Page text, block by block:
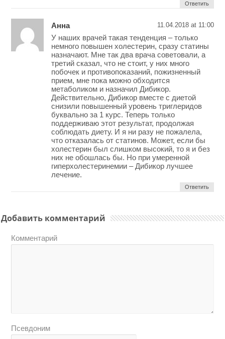
Ответить
Анна 11.04.2018 at 11:00
У наших врачей такая тенденция – только
немного повышен холестерин, сразу статины
назначают. Мне так два врача советовали, а
третий сказал, что не стоит, у них много
побочек и противопоказаний, пожизненный
прием, мне пока можно обходится
метаболиком и назначил Дибикор.
Действительно, Дибикор вместе с диетой
снизили повышенный уровень триглеридов
буквально за 1 курс. Теперь только
поддерживаю этот результат, продолжая
соблюдать диету. И я ни разу не пожалела,
что отказалась от статинов. Может, если бы
холестерин был слишком высокий, то я и без
них не обошлась бы. Но при умеренной
гиперхолестеринемии – Дибикор лучшее
лечение.
Ответить
Добавить комментарий
Комментарий
Псевдоним